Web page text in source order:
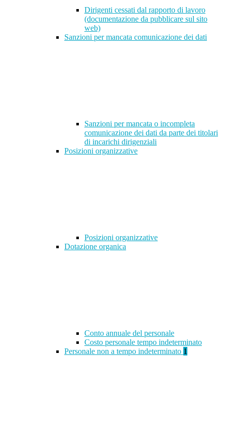
Dirigenti cessati dal rapporto di lavoro
(documentazione da pubblicare sul sito
web)
Sanzioni per mancata comunicazione dei dati
Sanzioni per mancata o incompleta
comunicazione dei dati da parte dei titolari
di incarichi dirigenziali
Posizioni organizzative
Posizioni organizzative
Dotazione organica
Conto annuale del personale
Costo personale tempo indeterminato
Personale non a tempo indeterminato 1